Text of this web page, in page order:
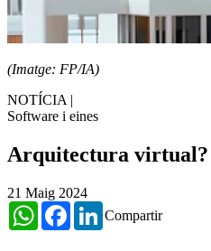
(Imatge: FP/IA)
NOTÍCIA |
Software i eines
Arquitectura virtual?
21 Maig 2024
Compartir
WhatsAppFacebookLinkedIn